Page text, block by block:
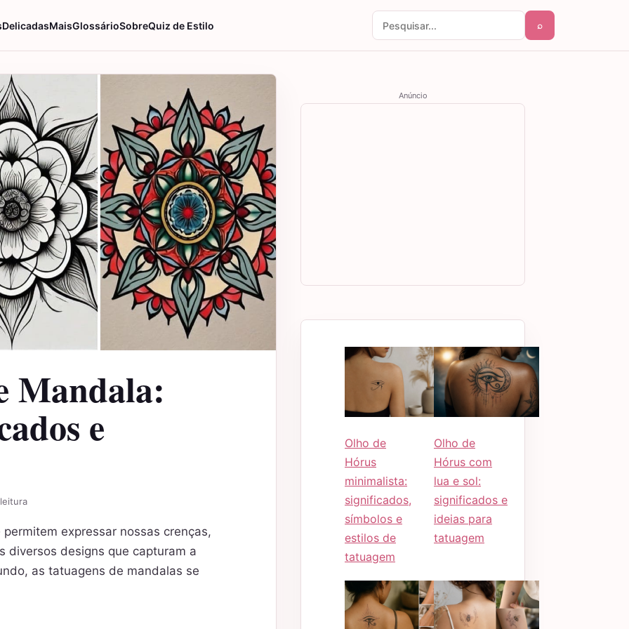
DelicadasMaisGlossárioSobreQuiz de Estilo
Pesquisar por:
⌕
Mandala:
e
expressar nossas crenças,
diversos designs que capturam a
as tatuagens de mandalas se
Anúncio
Olho de
Hórus
minimalista:
significados,
símbolos e
estilos de
tatuagem
Olho de
Hórus com
lua e sol:
significados e
ideias para
tatuagem